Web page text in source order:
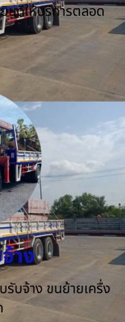
นดีให้บริการตลอด
าง
รับจ้าง ขนย้ายเครื่ง